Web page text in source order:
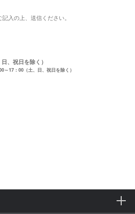
記入の上、送信ください。
、祝日を除く）
17：00（土、日、祝日を除く）